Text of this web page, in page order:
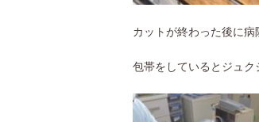
カットが終わった後に病
包帯をしているとジュク